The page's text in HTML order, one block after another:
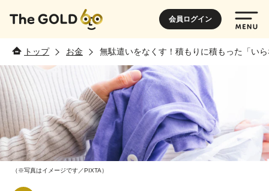
会員ログイン
トップ お金 無駄遣いをなくす！積もりに積もった「い
（※写真はイメージです／PIXTA）